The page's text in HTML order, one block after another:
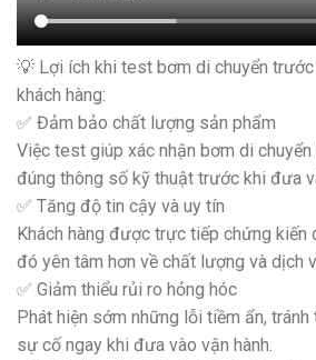
💡 Lợi ích khi test bơm di chuyển
khách hàng:
✅ Đảm bảo chất lượng sản phẩm
Việc test giúp xác nhận bơm di
đúng thông số kỹ thuật trước khi đưa
✅ Tăng độ tin cậy và uy tín
Khách hàng được trực tiếp chứng kiến
đó yên tâm hơn về chất lượng và dịch
✅ Giảm thiểu rủi ro hỏng hóc
Phát hiện sớm những lỗi tiềm ẩn,
sự cố ngay khi đưa vào vận hành.